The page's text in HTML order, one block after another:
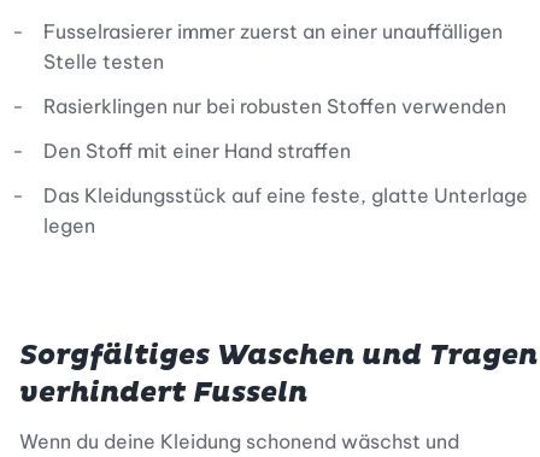
Fusselrasierer immer zuerst an einer unauffälligen
Stelle testen
Rasierklingen nur bei robusten Stoffen verwenden
Den Stoff mit einer Hand straffen
Das Kleidungsstück auf eine feste, glatte Unterlage
legen
Sorgfältiges Waschen und Tragen
verhindert Fusseln
Wenn du deine Kleidung schonend wäschst und